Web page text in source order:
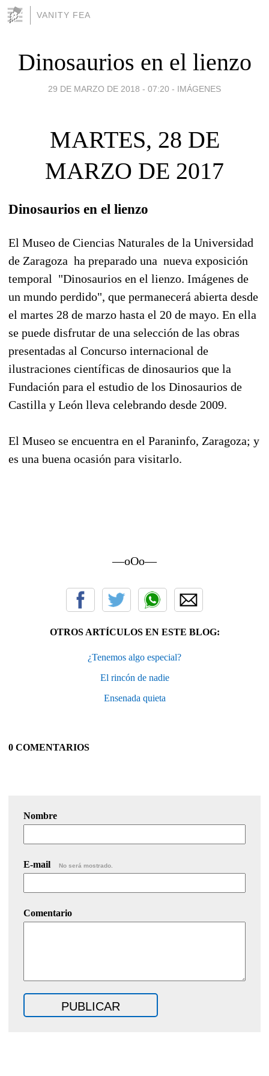
VANITY FEA
Dinosaurios en el lienzo
29 DE MARZO DE 2018 - 07:20 - IMÁGENES
MARTES, 28 DE
MARZO DE 2017
Dinosaurios en el lienzo
El Museo de Ciencias Naturales de la Universidad
de Zaragoza ha preparado una nueva exposición
temporal "Dinosaurios en el lienzo. Imágenes de
un mundo perdido", que permanecerá abierta desde
el martes 28 de marzo hasta el 20 de mayo. En ella
se puede disfrutar de una selección de las obras
presentadas al Concurso internacional de
ilustraciones científicas de dinosaurios que la
Fundación para el estudio de los Dinosaurios de
Castilla y León lleva celebrando desde 2009.
El Museo se encuentra en el Paraninfo, Zaragoza; y
es una buena ocasión para visitarlo.
—oOo—
OTROS ARTÍCULOS EN ESTE BLOG:
¿Tenemos algo especial?
El rincón de nadie
Ensenada quieta
0 COMENTARIOS
Nombre
E-mail No será mostrado.
Comentario